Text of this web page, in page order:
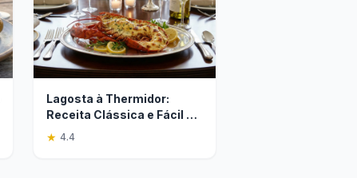
Lagosta à Thermidor:
Receita Clássica e Fácil de
Fazer
★ 4.4